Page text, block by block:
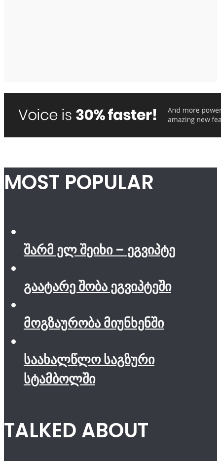
MOST POPULAR
შარმ ელ შეიხი – ეგვიპტე
გაატარე შობა ეგვიპტეში
მოგზაურობა მიუნხენში
საახალწლო საგზური
სტამბოლში
TALKED ABOUT